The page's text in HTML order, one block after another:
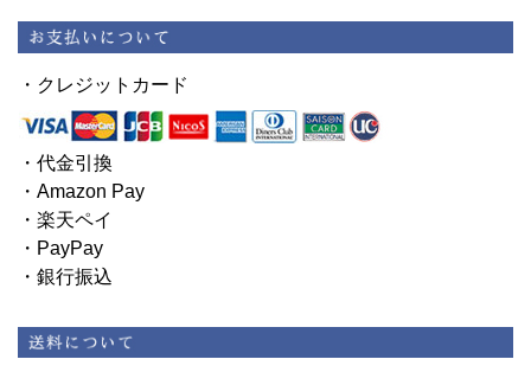
・クレジットカード
・代金引換
・Amazon Pay
・楽天ペイ
・PayPay
・銀行振込